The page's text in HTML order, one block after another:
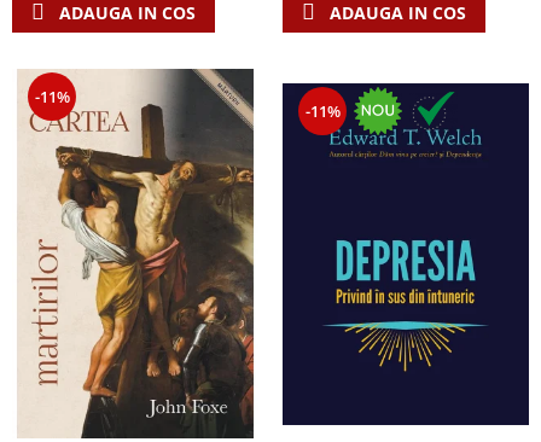
ADAUGA IN COS ADAUGA IN COS
-11%
-11%